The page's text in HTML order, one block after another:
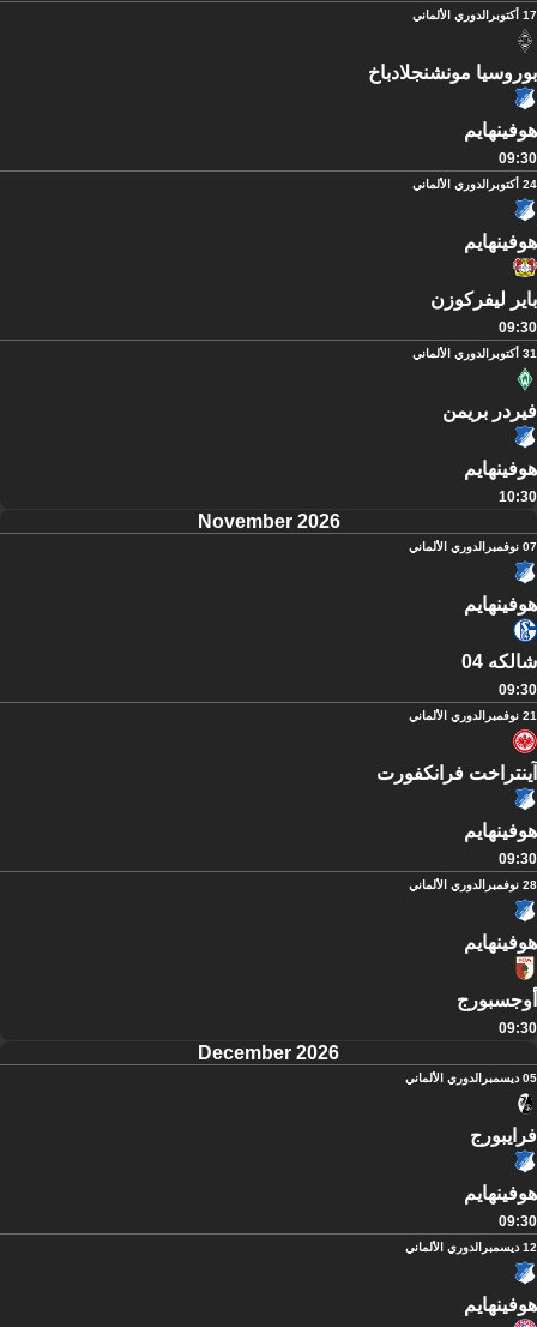
17 أكتوبر الدوري الألماني
بوروسيا مونشنجلادباخ
هوفينهايم
09:30
24 أكتوبر الدوري الألماني
هوفينهايم
باير ليفركوزن
09:30
31 أكتوبر الدوري الألماني
فيردر بريمن
هوفينهايم
10:30
November 2026
07 نوفمبر الدوري الألماني
هوفينهايم
شالكه 04
09:30
21 نوفمبر الدوري الألماني
آينتراخت فرانكفورت
هوفينهايم
09:30
28 نوفمبر الدوري الألماني
هوفينهايم
أوجسبورج
09:30
December 2026
05 ديسمبر الدوري الألماني
فرايبورج
هوفينهايم
09:30
12 ديسمبر الدوري الألماني
هوفينهايم